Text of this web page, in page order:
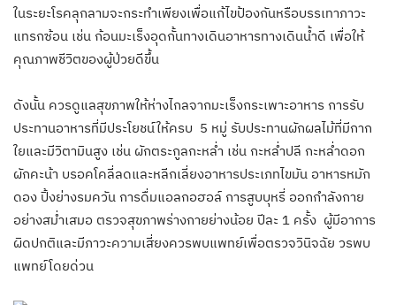
ในระยะโรคลุกลามจะกระทำเพียงเพื่อแก้ไขป้องกันหรือบรรเทาภาวะ
แทรกซ้อน เช่น ก้อนมะเร็งอุดกั้นทางเดินอาหารทางเดินน้ำดี เพื่อให้
คุณภาพชีวิตของผู้ป่วยดีขึ้น
ดังนั้น ควรดูแลสุขภาพให้ห่างไกลจากมะเร็งกระเพาะอาหาร การรับ
ประทานอาหารที่มีประโยชน์ให้ครบ 5 หมู่ รับประทานผักผลไม้ที่มีกาก
ใยและมีวิตามินสูง เช่น ผักตระกูลกะหล่ำ เช่น กะหล่ำปลี กะหล่ำดอก
ผักคะน้า บรอคโคลี่ลดและหลีกเลี่ยงอาหารประเภทไขมัน อาหารหมัก
ดอง ปิ้งย่างรมควัน การดื่มแอลกอฮอล์ การสูบบุหรี่ ออกกำลังกาย
อย่างสม่ำเสมอ ตรวจสุขภาพร่างกายย่างน้อย ปีละ 1 ครั้ง ผู้มีอาการ
ผิดปกติและมีภาวะความเสี่ยงควรพบแพทย์เพื่อตรวจวินิจฉัย วรพบ
แพทย์โดยด่วน